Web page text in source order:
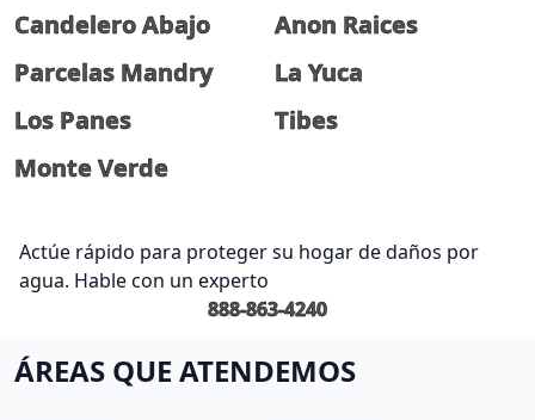
Candelero Abajo
Anon Raices
Parcelas Mandry
La Yuca
Los Panes
Tibes
Monte Verde
Actúe rápido para proteger su hogar de daños por
agua. Hable con un experto
888-863-4240
ÁREAS QUE ATENDEMOS